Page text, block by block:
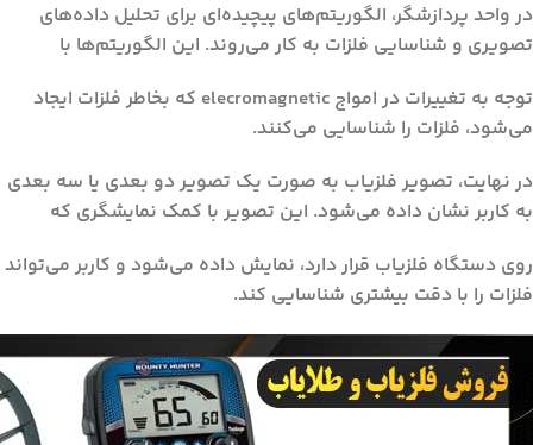
در واحد پردازشگر، الگوریتم‌های پیچیده‌ای برای تحلیل داده‌های
تصویری و شناسایی فلزات به کار می‌روند. این الگوریتم‌ها با
توجه به تغییرات در امواج elecromagnetic که بخاطر فلزات ایجاد
می‌شود، فلزات را شناسایی می‌کنند.
در نهایت، تصویر فلزیاب به صورت یک تصویر دو بعدی یا سه بعدی
به کاربر نشان داده می‌شود. این تصویر با کمک نمایشگری که
روی دستگاه فلزیاب قرار دارد، نمایش داده می‌شود و کاربر می‌تواند
فلزات را با دقت بیشتری شناسایی کند.